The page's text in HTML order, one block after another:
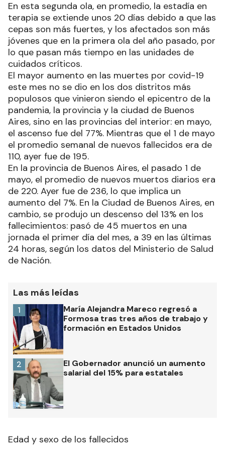
En esta segunda ola, en promedio, la estadía en
terapia se extiende unos 20 días debido a que las
cepas son más fuertes, y los afectados son más
jóvenes que en la primera ola del año pasado, por
lo que pasan más tiempo en las unidades de
cuidados críticos.
El mayor aumento en las muertes por covid-19
este mes no se dio en los dos distritos más
populosos que vinieron siendo el epicentro de la
pandemia, la provincia y la ciudad de Buenos
Aires, sino en las provincias del interior: en mayo,
el ascenso fue del 77%. Mientras que el 1 de mayo
el promedio semanal de nuevos fallecidos era de
110, ayer fue de 195.
En la provincia de Buenos Aires, el pasado 1 de
mayo, el promedio de nuevos muertos diarios era
de 220. Ayer fue de 236, lo que implica un
aumento del 7%. En la Ciudad de Buenos Aires, en
cambio, se produjo un descenso del 13% en los
fallecimientos: pasó de 45 muertos en una
jornada el primer día del mes, a 39 en las últimas
24 horas, según los datos del Ministerio de Salud
de Nación.
Las más leídas
María Alejandra Mareco regresó a
Formosa tras tres años de trabajo y
formación en Estados Unidos
1
El Gobernador anunció un aumento
salarial del 15% para estatales
2
Edad y sexo de los fallecidos